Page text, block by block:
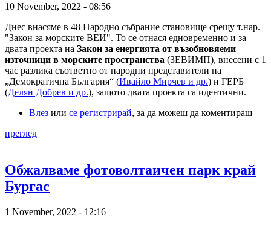
10 November, 2022 - 08:56
Днес внасяме в 48 Народно събрание становище срещу т.нар.
"Закон за морските ВЕИ". То се отнася едновременно и за
двата проекта на Закон за енергията от възобновяеми
източници в морските пространства (ЗЕВИМП), внесени с 1
час разлика съответно от народни представители на
„Демократична България“ (Ивайло Мирчев и др.) и ГЕРБ
(Делян Добрев и др.), защото двата проекта са идентични.
Влез или се регистрирай, за да можеш да коментираш
преглед
Обжалваме фотоволтаичен парк край
Бургас
1 November, 2022 - 12:16